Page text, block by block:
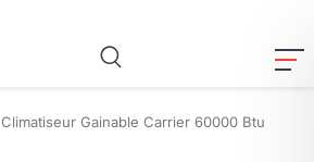
Climatiseur Gainable Carrier 60000 Btu